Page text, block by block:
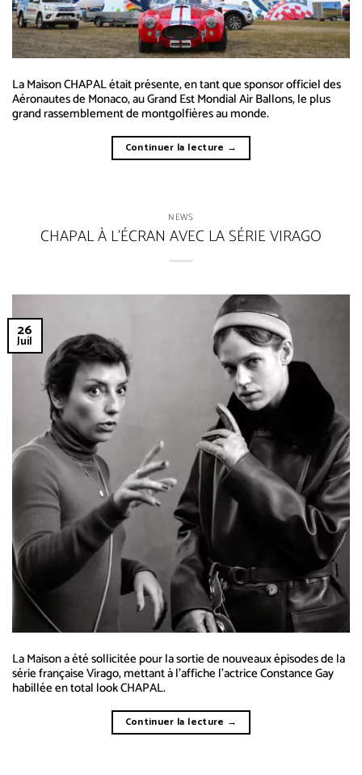
La Maison CHAPAL était présente, en tant que sponsor officiel des
Aéronautes de Monaco, au Grand Est Mondial Air Ballons, le plus
grand rassemblement de montgolfières au monde.
Continuer la lecture →
NEWS
CHAPAL À L’ÉCRAN AVEC LA SÉRIE VIRAGO
26
Juil
La Maison a été sollicitée pour la sortie de nouveaux épisodes de la
série française Virago, mettant à l’affiche l’actrice Constance Gay
habillée en total look CHAPAL.
Continuer la lecture →